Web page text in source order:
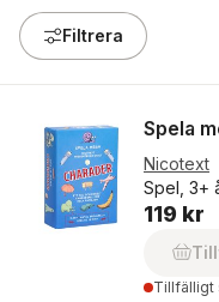
Filtrera
Spela
Nicotext
Spel, 3+
119 kr
Tillfälligt